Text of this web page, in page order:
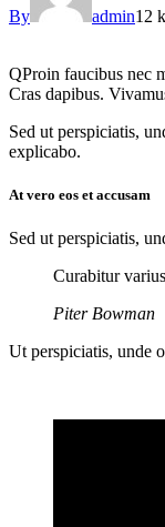
By admin12
QProin faucibus nec
Cras dapibus.
Sed ut perspiciatis,
explicabo.
At vero eos et accusam
Sed ut perspiciatis,
Curabitur
Piter Bowman
Ut perspiciatis, unde